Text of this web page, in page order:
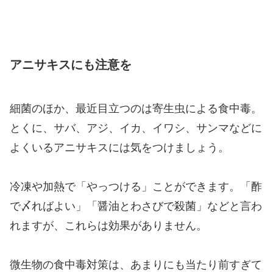
アニサキスにも注意を
細菌のほか、最近目立つのは寄生虫による食中毒。
とくに、サバ、アジ、イカ、イワシ、サンマなどに
よくいるアニサキスには気をつけましょう。
冷凍や加熱で「やっつける」ことができます。「酢
で〆ればよい」「醤油とわさびで殺菌」などと言わ
れますが、これらは効果がありません。
微生物の食中毒対策は、あまりにも当たり前すぎて